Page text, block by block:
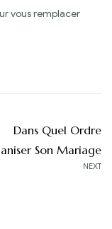
vous remplacer
NEXT
Dans Quel Ordre
Son Mariage